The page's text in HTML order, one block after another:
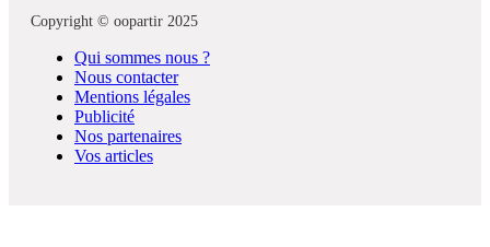
Copyright © oopartir 2025
Qui sommes nous ?
Nous contacter
Mentions légales
Publicité
Nos partenaires
Vos articles